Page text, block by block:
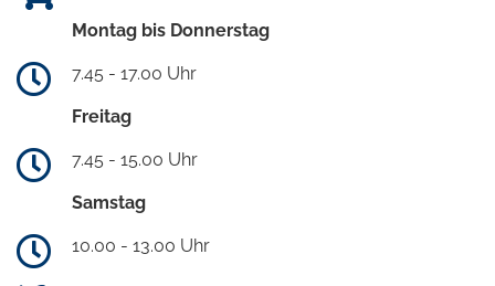
Montag bis Donnerstag
7.45 - 17.00 Uhr
Freitag
7.45 - 15.00 Uhr
Samstag
10.00 - 13.00 Uhr